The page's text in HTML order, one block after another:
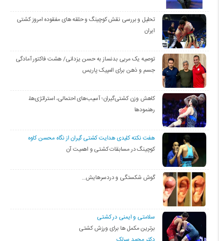
تحلیل و بررسی نقش کوچینگ و حلقه های مفقوده امروز کشتی
ایران
توصیه یک مربی بدنساز به حسن یزدانی/ هشت فاکتور آمادگی
جسم و ذهن برای المپیک پاریس
کاهش وزن کشتی‌گیران؛ آسیب‌های احتمالی، استراتژی‌ها،
رهنمودها
هفت نکته کلیدی هدایت کشتی گیران از نگاه محسن کاوه
کوچینگ در مسابقات کشتی و اهمیت آن
گوش شکستگی و دردسرهایش…
سلامتی و ایمنی در کشتی
برترین مکمل ها برای ورزش کشتی